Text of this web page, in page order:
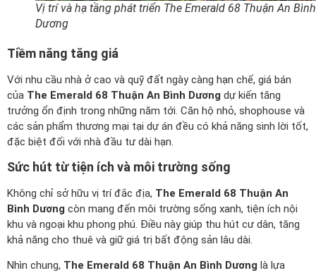
Vị trí và hạ tầng phát triển The Emerald 68 Thuận An Bình
Dương
Tiềm năng tăng giá
Với nhu cầu nhà ở cao và quỹ đất ngày càng hạn chế, giá bán
của The Emerald 68 Thuận An Bình Dương dự kiến tăng
trưởng ổn định trong những năm tới. Căn hộ nhỏ, shophouse và
các sản phẩm thương mại tại dự án đều có khả năng sinh lời tốt,
đặc biệt đối với nhà đầu tư dài hạn.
Sức hút từ tiện ích và môi trường sống
Không chỉ sở hữu vị trí đắc địa, The Emerald 68 Thuận An
Bình Dương còn mang đến môi trường sống xanh, tiện ích nội
khu và ngoại khu phong phú. Điều này giúp thu hút cư dân, tăng
khả năng cho thuê và giữ giá trị bất động sản lâu dài.
Nhìn chung, The Emerald 68 Thuận An Bình Dương là lựa